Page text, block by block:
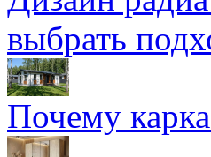
выбрать
Почему